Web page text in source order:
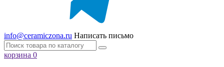
info@ceramiczona.ru Написать письмо
корзина 0